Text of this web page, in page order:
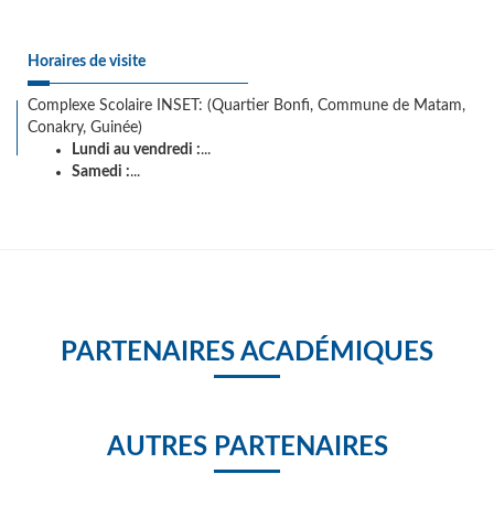
Horaires de visite
Complexe Scolaire INSET: (Quartier Bonfi, Commune de Matam,
Conakry, Guinée)
Lundi au vendredi :...
Samedi :...
PARTENAIRES ACADÉMIQUES
AUTRES PARTENAIRES